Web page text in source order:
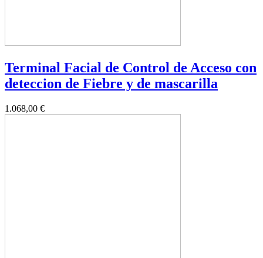
Terminal Facial de Control de Acceso con
deteccion de Fiebre y de mascarilla
1.068,00 €